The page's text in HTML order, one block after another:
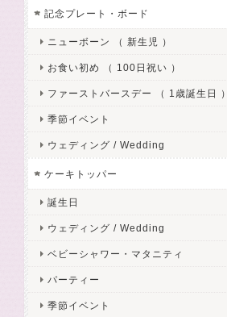
記念プレート・ボード
ニューボーン （ 新生児 ）
お食い初め （ 100日祝い ）
ファーストバースデー （ 1歳誕生日 ）
季節イベント
ウェディング / Wedding
ケーキトッパー
誕生日
ウェディング / Wedding
ベビーシャワー・マタニティ
パーティー
季節イベント